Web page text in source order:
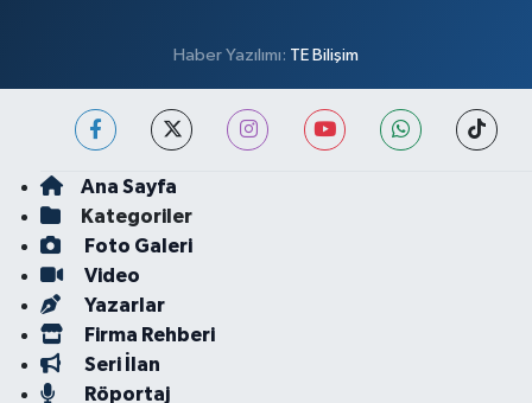
Haber Yazılımı: TE Bilişim
Ana Sayfa
Kategoriler
Foto Galeri
Video
Yazarlar
Firma Rehberi
Seri İlan
Röportaj